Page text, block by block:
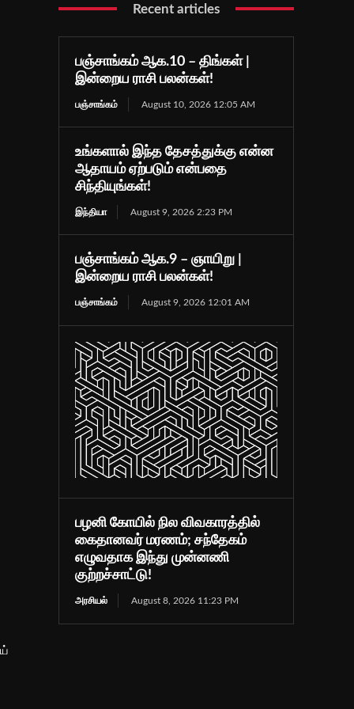
Recent articles
பஞ்சாங்கம் ஆக.10 – திங்கள் |
இன்றைய ராசி பலன்கள்!
பஞ்சாங்கம் August 10, 2026 12:05 AM
உங்களால் இந்த தேசத்துக்கு என்ன
ஆதாயம் ஏற்படும் என்பதை
சிந்தியுங்கள்!
இந்தியா August 9, 2026 2:23 PM
பஞ்சாங்கம் ஆக.9 – ஞாயிறு |
இன்றைய ராசி பலன்கள்!
பஞ்சாங்கம் August 9, 2026 12:01 AM
பழனி கோயில் நில விவகாரத்தில்
கைதானவர் மரணம்; சந்தேகம்
எழுவதாக இந்து முன்னணி
குற்றச்சாட்டு!
அரசியல் August 8, 2026 11:23 PM